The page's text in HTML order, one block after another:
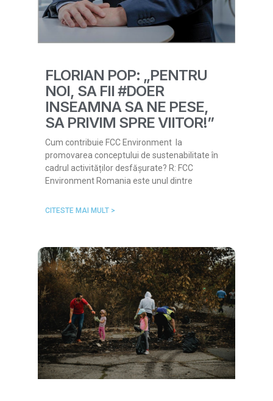
FLORIAN POP: „PENTRU
NOI, SA FII #DOER
INSEAMNA SA NE PESE,
SA PRIVIM SPRE VIITOR!”
Cum contribuie FCC Environment la
promovarea conceptului de sustenabilitate în
cadrul activităților desfășurate? R: FCC
Environment Romania este unul dintre
CITESTE MAI MULT >